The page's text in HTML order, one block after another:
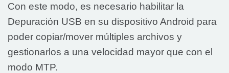
Con este modo, es necesario habilitar la
Depuración USB en su dispositivo Android para
poder copiar/mover múltiples archivos y
gestionarlos a una velocidad mayor que con el
modo MTP.